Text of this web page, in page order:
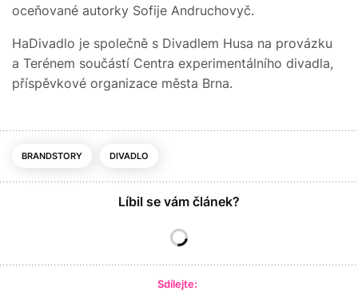
oceňované autorky Sofije Andruchovyč.
HaDivadlo je společně s Divadlem Husa na provázku
a Terénem součástí Centra experimentálního divadla,
příspěvkové organizace města Brna.
BRANDSTORY DIVADLO
Líbil se vám článek?
Sdílejte: